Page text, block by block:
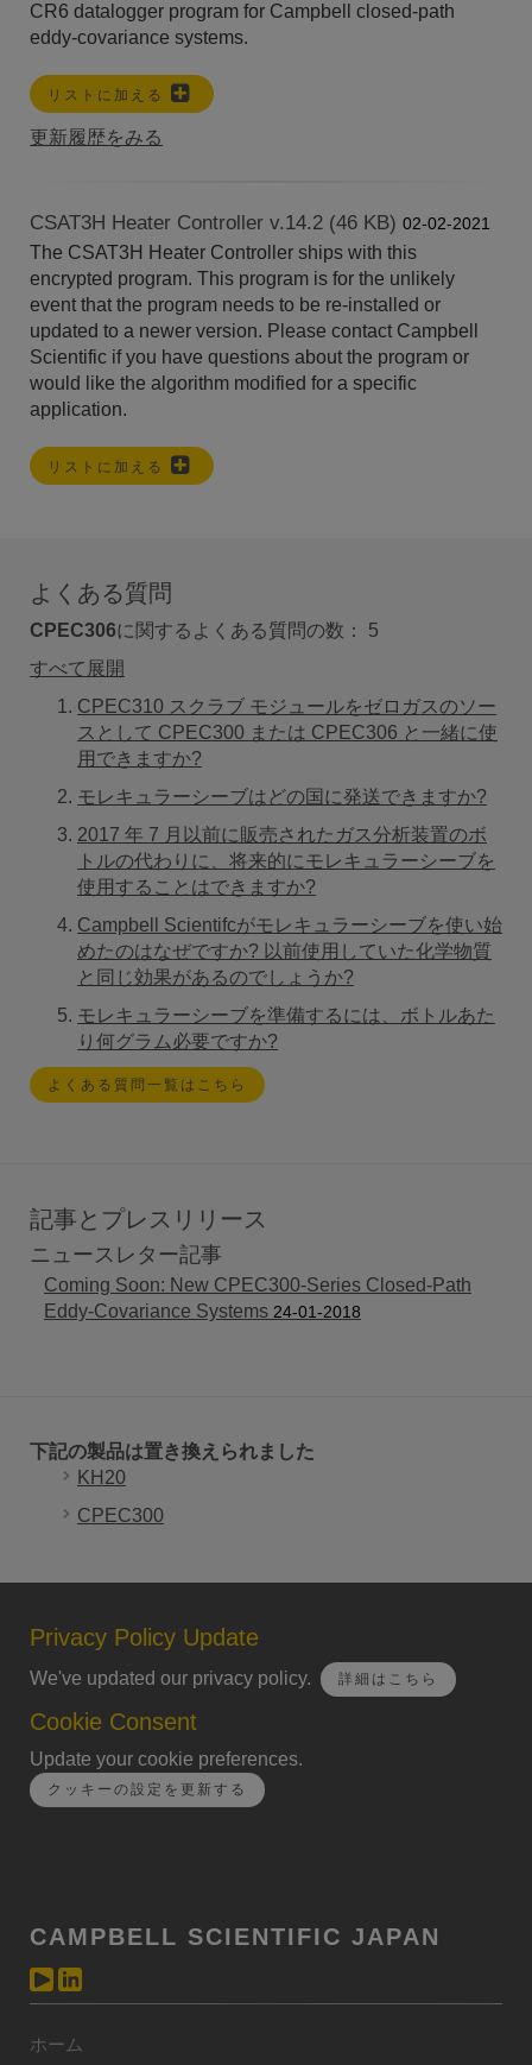
CR6 datalogger program for Campbell closed-path
eddy-covariance systems.
リストに加える
更新履歴をみる
CSAT3H Heater Controller v.14.2 (46 KB) 02-02-2021
The CSAT3H Heater Controller ships with this
encrypted program. This program is for the unlikely
event that the program needs to be re-installed or
updated to a newer version. Please contact Campbell
Scientific if you have questions about the program or
would like the algorithm modified for a specific
application.
リストに加える
よくある質問
CPEC306に関するよくある質問の数： 5
すべて展開
CPEC310 スクラブ モジュールをゼロガスのソー
スとして CPEC300 または CPEC306 と一緒に使
用できますか?
モレキュラーシーブはどの国に発送できますか?
2017 年 7 月以前に販売されたガス分析装置のボ
トルの代わりに、将来的にモレキュラーシーブを
使用することはできますか?
Campbell Scientifcがモレキュラーシーブを使い始
めたのはなぜですか? 以前使用していた化学物質
と同じ効果があるのでしょうか?
モレキュラーシーブを準備するには、ボトルあた
り何グラム必要ですか?
よくある質問一覧はこちら
記事とプレスリリース
ニュースレター記事
Coming Soon: New CPEC300-Series Closed-Path
Eddy-Covariance Systems 24-01-2018
下記の製品は置き換えられました
KH20
CPEC300
Privacy Policy Update
We've updated our privacy policy. 詳細はこちら
Cookie Consent
Update your cookie preferences.
クッキーの設定を更新する
CAMPBELL SCIENTIFIC JAPAN
ホーム